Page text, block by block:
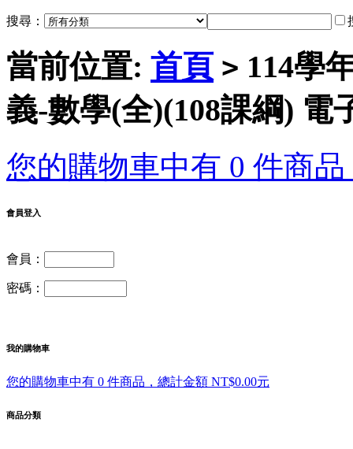
搜尋：
當前位置: 首頁 > 114學
義-數學(全)(108課綱) 電
您的購物車中有 0 件商
會員登入
會員：
密碼：
我的購物車
您的購物車中有 0 件商品，總計金額 NT$0.00元
商品分類